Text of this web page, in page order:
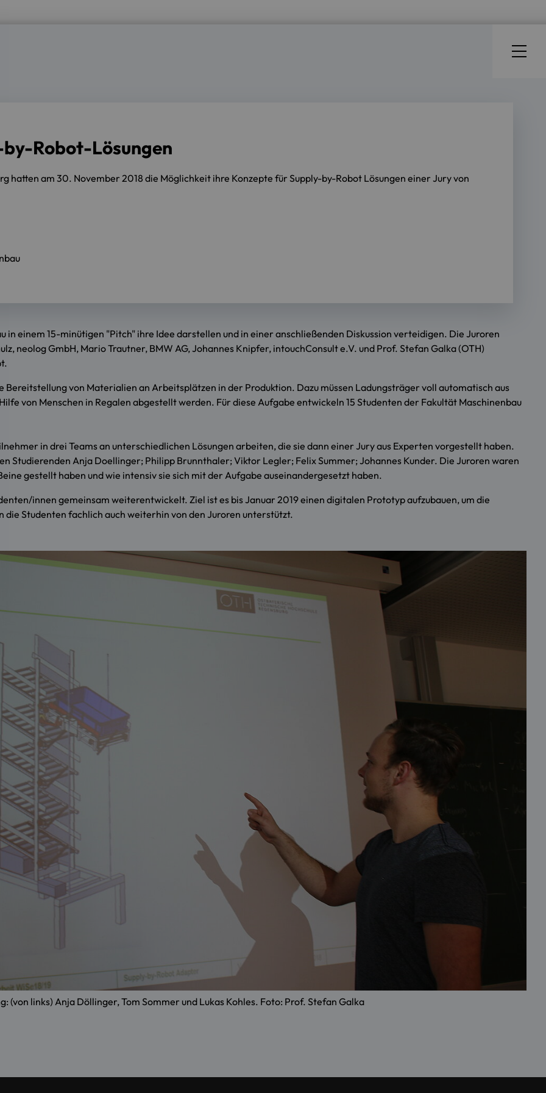
Robot-Lösungen
hatten am 30. November 2018 die Möglichkeit ihre Konzepte für Supply-by-Robot Lösungen einer Jury von
in einem 15-minütigen "Pitch" ihre Idee darstellen und in einer anschließenden Diskussion verteidigen. Die Juroren
neolog GmbH, Mario Trautner, BMW AG, Johannes Knipfer, intouchConsult e.V. und Prof. Stefan Galka (OTH)
Bereitstellung von Materialien an Arbeitsplätzen in der Produktion. Dazu müssen Ladungsträger voll automatisch aus
von Menschen in Regalen abgestellt werden. Für diese Aufgabe entwickeln 15 Studenten der Fakultät Maschinenbau
in drei Teams an unterschiedlichen Lösungen arbeiten, die sie dann einer Jury aus Experten vorgestellt haben.
Studierenden Anja Doellinger; Philipp Brunnthaler; Viktor Legler; Felix Summer; Johannes Kunder. Die Juroren waren
gestellt haben und wie intensiv sie sich mit der Aufgabe auseinandergesetzt haben.
innen gemeinsam weiterentwickelt. Ziel ist es bis Januar 2019 einen digitalen Prototyp aufzubauen, um die
die Studenten fachlich auch weiterhin von den Juroren unterstützt.
(von links) Anja Döllinger, Tom Sommer und Lukas Kohles. Foto: Prof. Stefan Galka